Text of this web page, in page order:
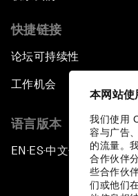
本网站
我们使用
容与广告
的流量。
合作伙伴
些合作伙
们或他们
快捷链接
论坛可持续性
工作机会
语言版本
EN ▪ES▪中文▪ 日本語